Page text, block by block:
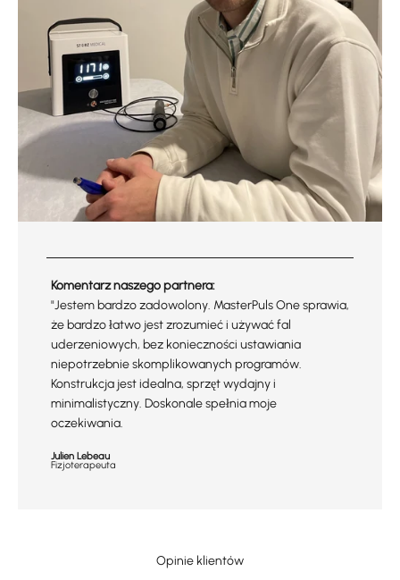
Komentarz naszego partnera:
"Jestem bardzo zadowolony. MasterPuls One sprawia,
że bardzo łatwo jest zrozumieć i używać fal
uderzeniowych, bez konieczności ustawiania
niepotrzebnie skomplikowanych programów.
Konstrukcja jest idealna, sprzęt wydajny i
minimalistyczny. Doskonale spełnia moje
oczekiwania.
Julien Lebeau
Fizjoterapeuta
Opinie klientów